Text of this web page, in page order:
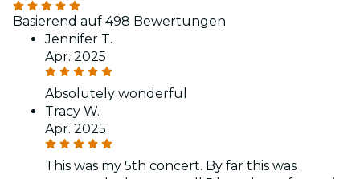
Basierend auf 498 Bewertungen
Jennifer T.
Apr. 2025
Absolutely wonderful
Tracy W.
Apr. 2025
This was my 5th concert. By far this was